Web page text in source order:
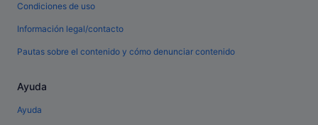
Condiciones de uso
Información legal/contacto
Pautas sobre el contenido y cómo denunciar contenido
Ayuda
Ayuda